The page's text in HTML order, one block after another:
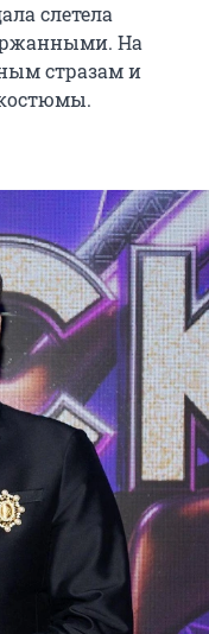
слетела
На
стразам и